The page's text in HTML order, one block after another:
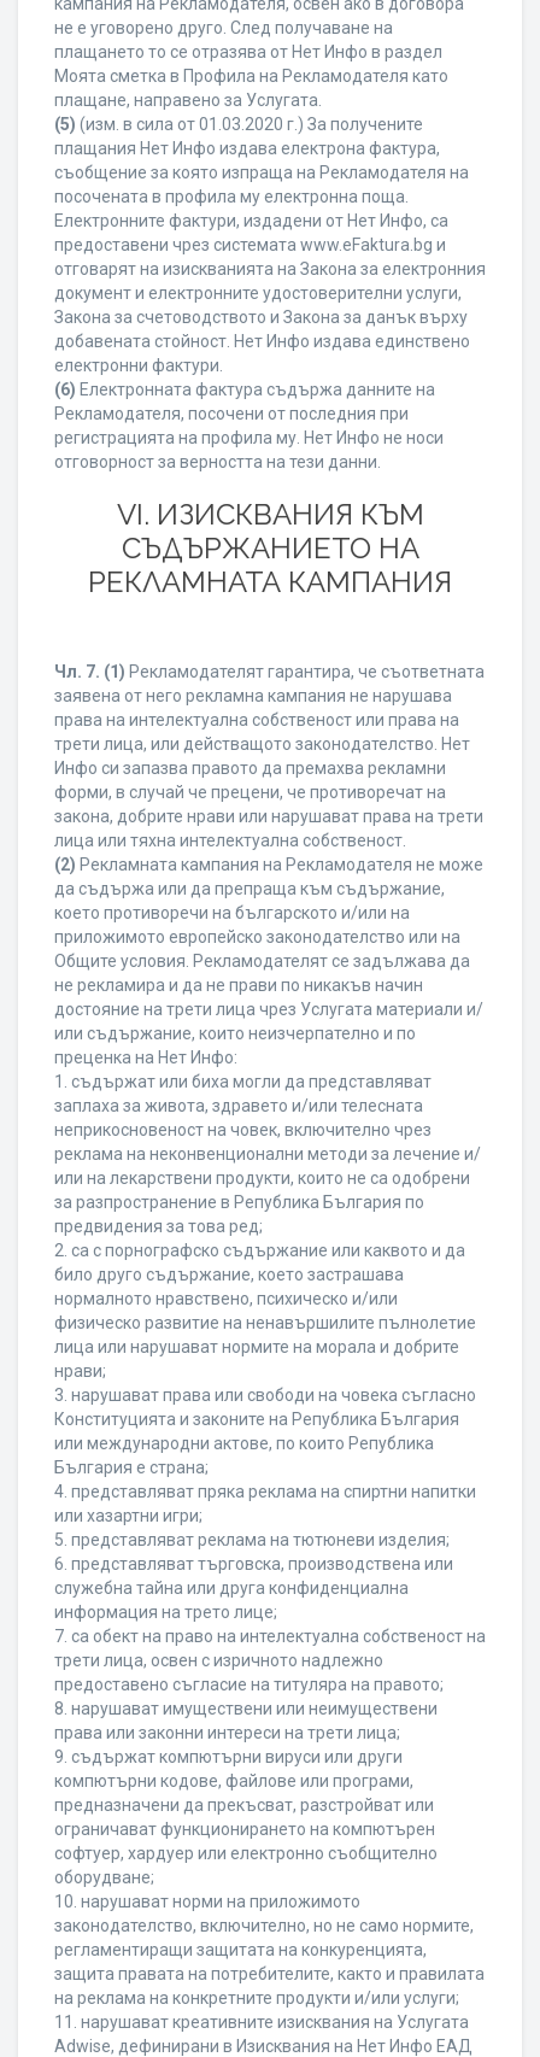
не е уговорено друго. След получаване на
плащането то се отразява от Нет Инфо в раздел
Моята сметка в Профила на Рекламодателя като
плащане, направено за Услугата.
(5) (изм. в сила от 01.03.2020 г.) За получените
плащания Нет Инфо издава електрона фактура,
съобщение за която изпраща на Рекламодателя на
посочената в профила му електронна поща.
Електронните фактури, издадени от Нет Инфо, са
предоставени чрез системата www.eFaktura.bg и
отговарят на изискванията на Закона за електронния
документ и електронните удостоверителни услуги,
Закона за счетоводството и Закона за данък върху
добавената стойност. Нет Инфо издава единствено
електронни фактури.
(6) Електронната фактура съдържа данните на
Рекламодателя, посочени от последния при
регистрацията на профила му. Нет Инфо не носи
отговорност за верността на тези данни.
VI. ИЗИСКВАНИЯ КЪМ
СЪДЪРЖАНИЕТО НА
РЕКЛАМНАТА КАМПАНИЯ
Чл. 7. (1) Рекламодателят гарантира, че съответната
заявена от него рекламна кампания не нарушава
права на интелектуална собственост или права на
трети лица, или действащото законодателство. Нет
Инфо си запазва правото да премахва рекламни
форми, в случай че прецени, че противоречат на
закона, добрите нрави или нарушават права на трети
лица или тяхна интелектуална собственост.
(2) Рекламната кампания на Рекламодателя не може
да съдържа или да препраща към съдържание,
което противоречи на българското и/или на
приложимото европейско законодателство или на
Общите условия. Рекламодателят се задължава да
не рекламира и да не прави по никакъв начин
достояние на трети лица чрез Услугата материали и/
или съдържание, които неизчерпателно и по
преценка на Нет Инфо:
1. съдържат или биха могли да представляват
заплаха за живота, здравето и/или телесната
неприкосновеност на човек, включително чрез
реклама на неконвенционални методи за лечение и/
или на лекарствени продукти, които не са одобрени
за разпространение в Република България по
предвидения за това ред;
2. са с порнографско съдържание или каквото и да
било друго съдържание, което застрашава
нормалното нравствено, психическо и/или
физическо развитие на ненавършилите пълнолетие
лица или нарушават нормите на морала и добрите
нрави;
3. нарушават права или свободи на човека съгласно
Конституцията и законите на Република България
или международни актове, по които Република
България е страна;
4. представляват пряка реклама на спиртни напитки
или хазартни игри;
5. представляват реклама на тютюневи изделия;
6. представляват търговска, производствена или
служебна тайна или друга конфиденциална
информация на трето лице;
7. са обект на право на интелектуална собственост на
трети лица, освен с изричното надлежно
предоставено съгласие на титуляра на правото;
8. нарушават имуществени или неимуществени
права или законни интереси на трети лица;
9. съдържат компютърни вируси или други
компютърни кодове, файлове или програми,
предназначени да прекъсват, разстройват или
ограничават функционирането на компютърен
софтуер, хардуер или електронно съобщително
оборудване;
10. нарушават норми на приложимото
законодателство, включително, но не само нормите,
регламентиращи защитата на конкуренцията,
защита правата на потребителите, както и правилата
на реклама на конкретните продукти и/или услуги;
11. нарушават креативните изисквания на Услугата
Adwise, дефинирани в Изисквания на Нет Инфо ЕАД